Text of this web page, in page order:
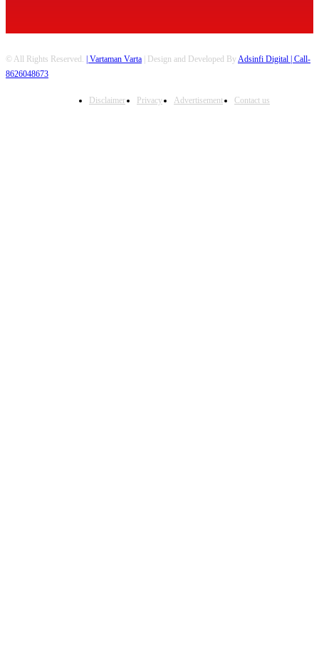
© All Rights Reserved. | Vartaman Varta | Design and Developed ByAdsinfi Digital | Call-
8626048673
Disclaimer Privacy Advertisement Contact us